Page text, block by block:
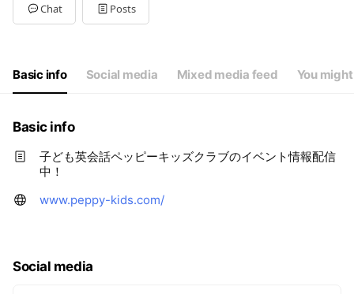
Chat Posts
Basic info Social media Mixed media feed You
Basic info
子ども英会話ペッピーキッズクラブのイベント情報配信
中！
www.peppy-kids.com/
Social media